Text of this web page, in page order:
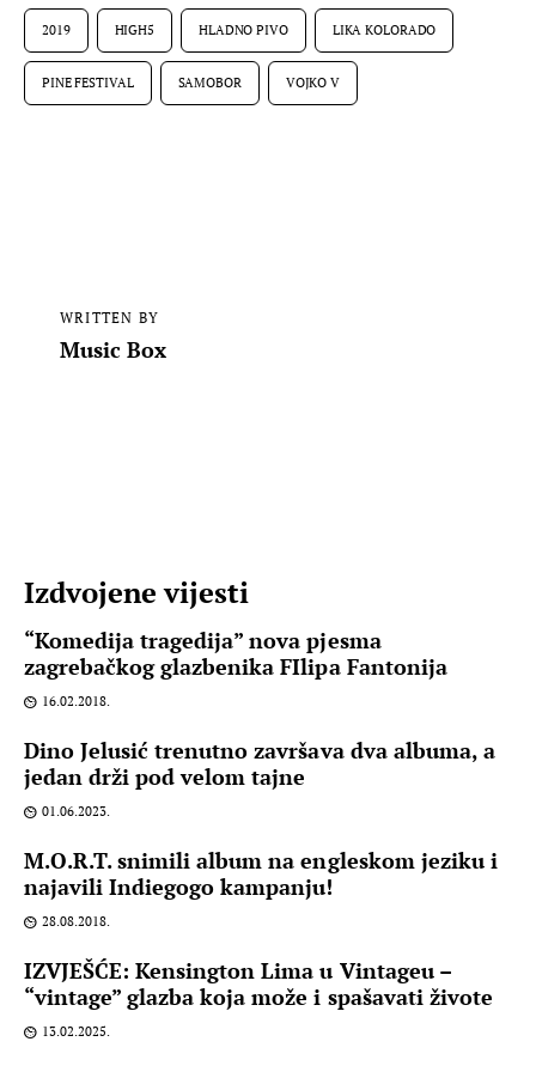
2019 HIGH5 HLADNO PIVO LIKA KOLORADO
PINE FESTIVAL SAMOBOR VOJKO V
WRITTEN BY
Music Box
Izdvojene vijesti
“Komedija tragedija” nova pjesma
zagrebačkog glazbenika FIlipa Fantonija
16.02.2018.
Dino Jelusić trenutno završava dva albuma, a
jedan drži pod velom tajne
01.06.2023.
M.O.R.T. snimili album na engleskom jeziku i
najavili Indiegogo kampanju!
28.08.2018.
IZVJEŠĆE: Kensington Lima u Vintageu –
“vintage” glazba koja može i spašavati živote
13.02.2025.